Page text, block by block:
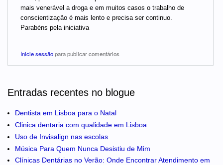
mais venerável a droga e em muitos casos o trabalho de
conscientização é mais lento e precisa ser continuo.
Parabéns pela iniciativa
Inicie sessãopara publicar comentários
Entradas recentes no blogue
Dentista em Lisboa para o Natal
Clinica dentaria com qualidade em Lisboa
Uso de Invisalign nas escolas
Música Para Quem Nunca Desistiu de Mim
Clínicas Dentárias no Verão: Onde Encontrar Atendimento em